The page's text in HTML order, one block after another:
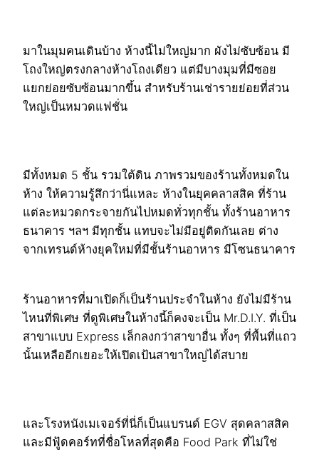
มาในมุมคนเดินบ้าง ห้างนี้ไม่ใหญ่มาก ผังไม่ซับซ้อน มี
โถงใหญ่ตรงกลางห้างโถงเดียว แต่มีบางมุมที่มีซอย
แยกย่อยซับซ้อนมากขึ้น สำหรับร้านเช่ารายย่อยที่ส่วน
ใหญ่เป็นหมวดแฟชั่น
มีทั้งหมด 5 ชั้น รวมใต้ดิน ภาพรวมของร้านทั้งหมดใน
ห้าง ให้ความรู้สึกว่านี่แหละ ห้างในยุคคลาสสิค ที่ร้าน
แต่ละหมวดกระจายกันไปหมดทั่วทุกชั้น ทั้งร้านอาหาร
ธนาคาร ฯลฯ มีทุกชั้น แทบจะไม่มีอยู่ติดกันเลย ต่าง
จากเทรนด์ห้างยุคใหม่ที่มีชั้นร้านอาหาร มีโซนธนาคาร
ร้านอาหารที่มาเปิดก็เป็นร้านประจำในห้าง ยังไม่มีร้าน
ไหนที่พิเศษ ที่ดูพิเศษในห้างนี้ก็คงจะเป็น Mr.D.I.Y. ที่เป็น
สาขาแบบ Express เล็กลงกว่าสาขาอื่น ทั้งๆ ที่พื้นที่แถว
นั้นเหลืออีกเยอะให้เปิดเป้นสาขาใหญ่ได้สบาย
และโรงหนังเมเจอร์ที่นี่ก็เป็นแบรนด์ EGV สุดคลาสสิค
และมีฟู้ดคอร์ทที่ชื่อโหลที่สุดคือ Food Park ที่ไม่ใช่